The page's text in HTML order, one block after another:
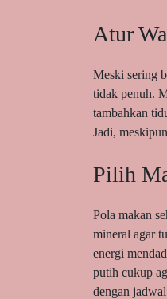
Atur
Meski sering
tidak penuh.
tambahkan
Jadi,
Pilih
Pola makan
mineral agar
energi
putih cukup
dengan